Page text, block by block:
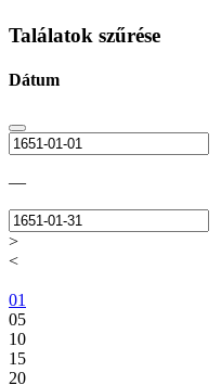
Találatok szűrése
Dátum
—
>
<
01
05
10
15
20